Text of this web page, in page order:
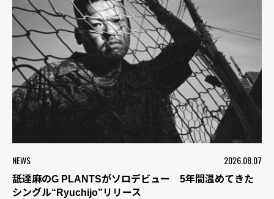
NEWS 2026.08.07
舐達麻のG PLANTSがソロデビュー 5年間温めてきた
シングル“Ryuchijo”リリース